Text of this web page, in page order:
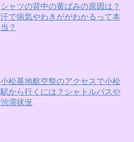
シャツの背中の黄ばみの原因は？
汗で病気やわきががわかるって本
当？
小松基地航空祭のアクセスで小松
駅から行くには？シャトルバスや
渋滞状況